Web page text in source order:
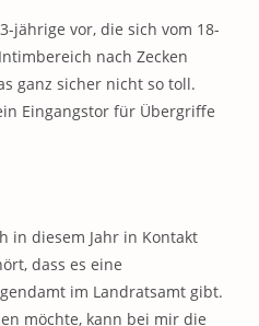
jährige vor, die sich vom 18-
nach Zecken
ganz sicher nicht so toll.
Eingangstor für Übergriffe
in diesem Jahr in Kontakt
dass es eine
im Landratsamt gibt.
möchte, kann bei mir die